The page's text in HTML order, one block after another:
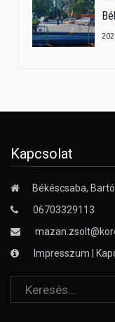
Kapcsolat
Békéscsaba,
06703329113
Impresszum